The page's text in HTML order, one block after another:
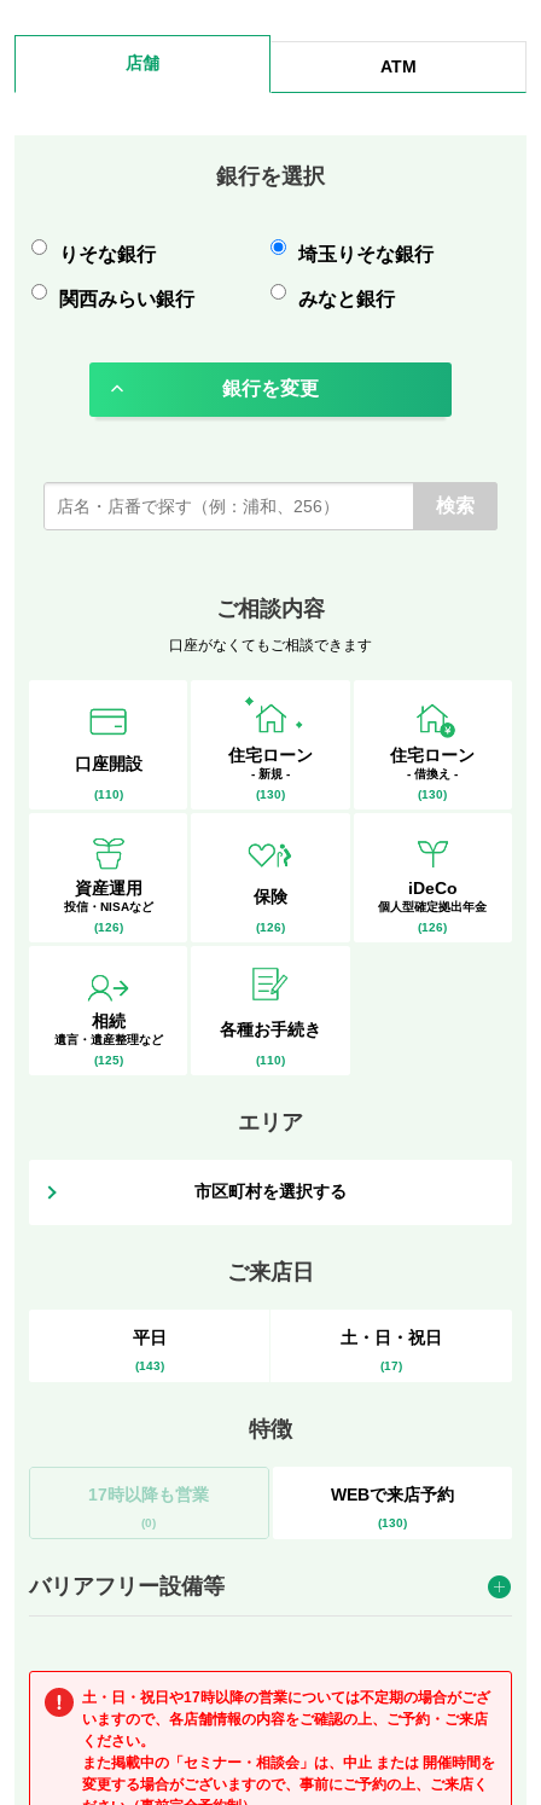
店舗 ATM
銀行を選択
りそな銀行 埼玉りそな銀行
関西みらい銀行 みなと銀行
銀行を変更
ご相談内容
口座がなくてもご相談できます
口座開設
(110)
住宅ローン
- 新規 -
(130)
住宅ローン
- 借換え -
(130)
資産運用
投信・NISAなど
(126)
保険
(126)
iDeCo
個人型確定拠出年金
(126)
相続
遺言・遺産整理など
(125)
各種お手続き
(110)
エリア
市区町村を選択する
ご来店日
平日
(143)
土・日・祝日
(17)
特徴
17時以降も営業
(0)
WEBで来店予約
(130)
バリアフリー設備等
土・日・祝日や17時以降の営業については不定期の場合がござ
いますので、各店舗情報の内容をご確認の上、ご予約・ご来店
ください。
また掲載中の「セミナー・相談会」は、中止 または 開催時間を
変更する場合がございますので、事前にご予約の上、ご来店く